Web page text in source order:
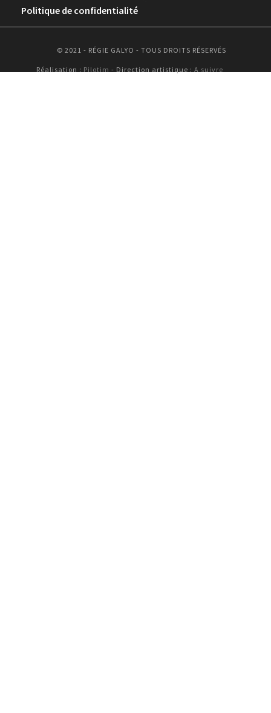
Politique de confidentialité
© 2021 - RÉGIE GALYO - TOUS DROITS RÉSERVÉS
Réalisation : Pilotim - Direction artistique : A suivre